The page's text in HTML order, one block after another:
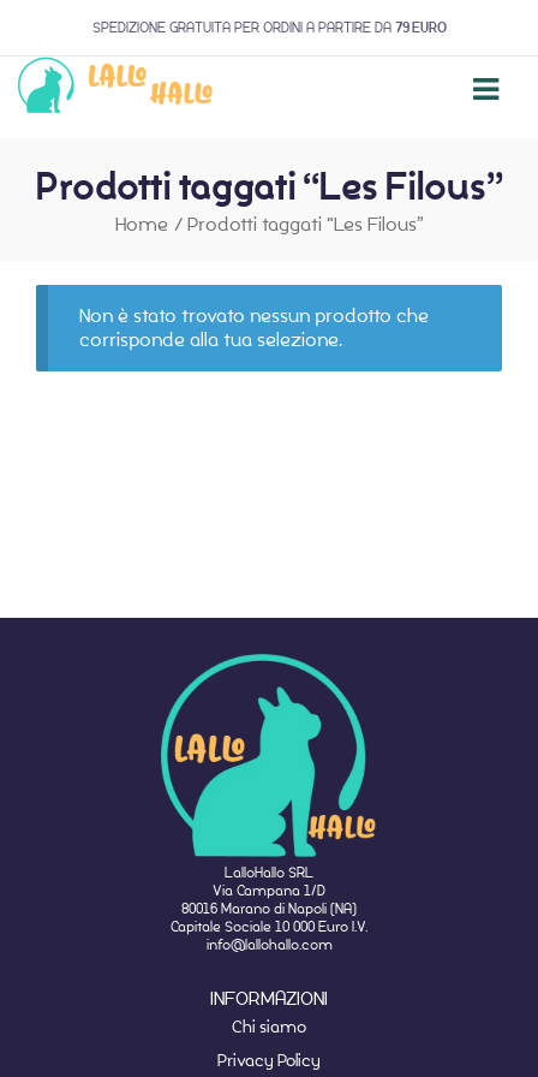
SPEDIZIONE GRATUITA PER ORDINI A PARTIRE DA 79 EURO
Prodotti taggati “Les Filous”
Home / Prodotti taggati “Les Filous”
Non è stato trovato nessun prodotto che
corrisponde alla tua selezione.
LalloHallo SRL
Via Campana 1/D
80016 Marano di Napoli (NA)
Capitale Sociale 10 000 Euro I.V.
info@lallohallo.com
INFORMAZIONI
Chi siamo
Privacy Policy